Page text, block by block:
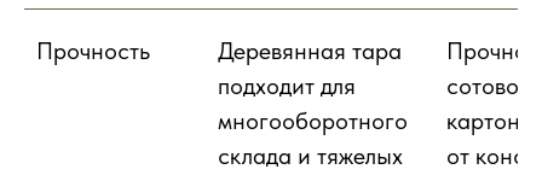
Прочность
Деревянная тара
подходит для
многооборотного
склада и тяжелых
сотового
картона
от